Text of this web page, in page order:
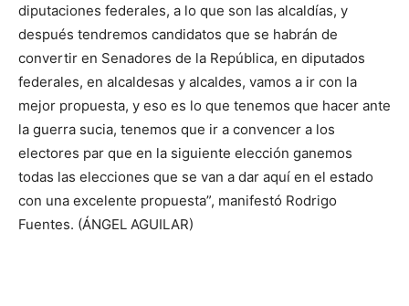
diputaciones federales, a lo que son las alcaldías, y
después tendremos candidatos que se habrán de
convertir en Senadores de la República, en diputados
federales, en alcaldesas y alcaldes, vamos a ir con la
mejor propuesta, y eso es lo que tenemos que hacer ante
la guerra sucia, tenemos que ir a convencer a los
electores par que en la siguiente elección ganemos
todas las elecciones que se van a dar aquí en el estado
con una excelente propuesta”, manifestó Rodrigo
Fuentes. (ÁNGEL AGUILAR)